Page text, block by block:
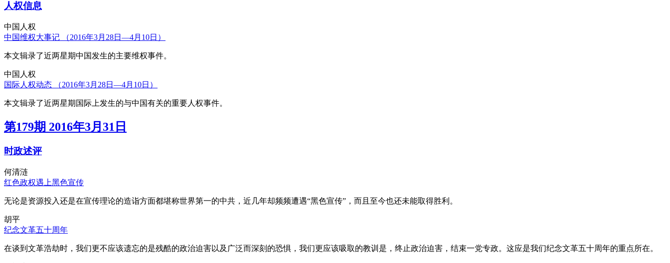
人权信息
中国人权
中国维权大事记 （2016年3月28日—4月10日）
本文辑录了近两星期中国发生的主要维权事件。
中国人权
国际人权动态 （2016年3月28日—4月10日）
本文辑录了近两星期国际上发生的与中国有关的重要人权事件。
第179期 2016年3月31日
时政述评
何清涟
红色政权遇上黑色宣传
无论是资源投入还是在宣传理论的造诣方面都堪称世界第一的中共，近几年却频频遭遇“黑色宣传”，而且至今也还未能取得胜利。
胡平
纪念文革五十周年
在谈到文革浩劫时，我们更不应该遗忘的是残酷的政治迫害以及广泛而深刻的恐惧，我们更应该吸取的教训是，终止政治迫害，结束一党专政。这应是我们纪念文革五十周年的重点所在。